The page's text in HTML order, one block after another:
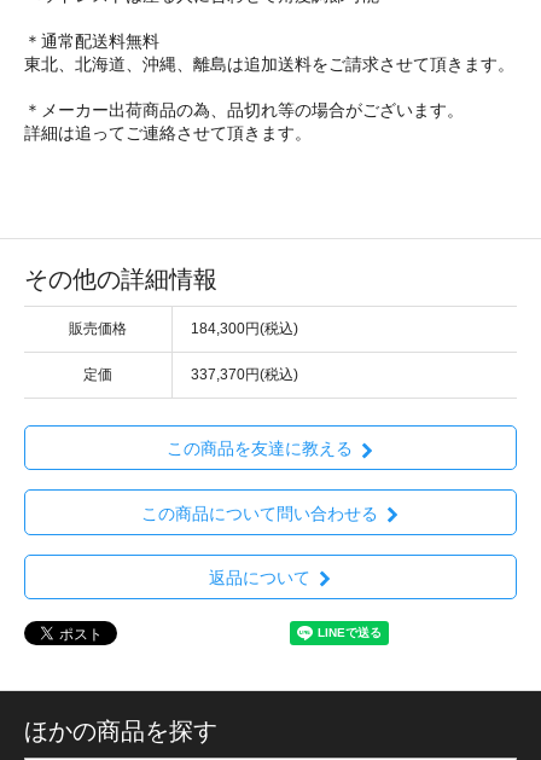
＊通常配送料無料
東北、北海道、沖縄、離島は追加送料をご請求させて頂きます。
＊メーカー出荷商品の為、品切れ等の場合がございます。
詳細は追ってご連絡させて頂きます。
その他の詳細情報
販売価格 184,300円(税込)
定価 337,370円(税込)
この商品を友達に教える
この商品について問い合わせる
返品について
ほかの商品を探す